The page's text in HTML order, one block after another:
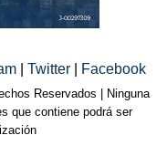
Twitter Facebook
Reservados | Ninguna
que contiene podrá ser